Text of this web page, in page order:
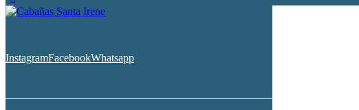
InstagramFacebookWhatsapp